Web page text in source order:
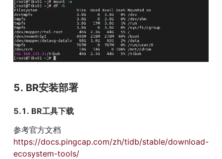
5. BR安装部署
5.1. BR⼯具下载
参考官方文档
https://docs.pingcap.com/zh/tidb/stable/download-
ecosystem-tools/